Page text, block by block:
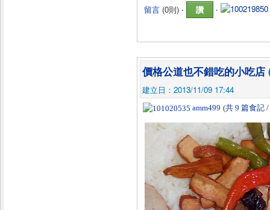
留言 (0則) ‧ 讚 ‧
價格公道也不錯吃的小吃店
建立日：2013/11/09 17:44
amm499 (共 9 篇食記 /